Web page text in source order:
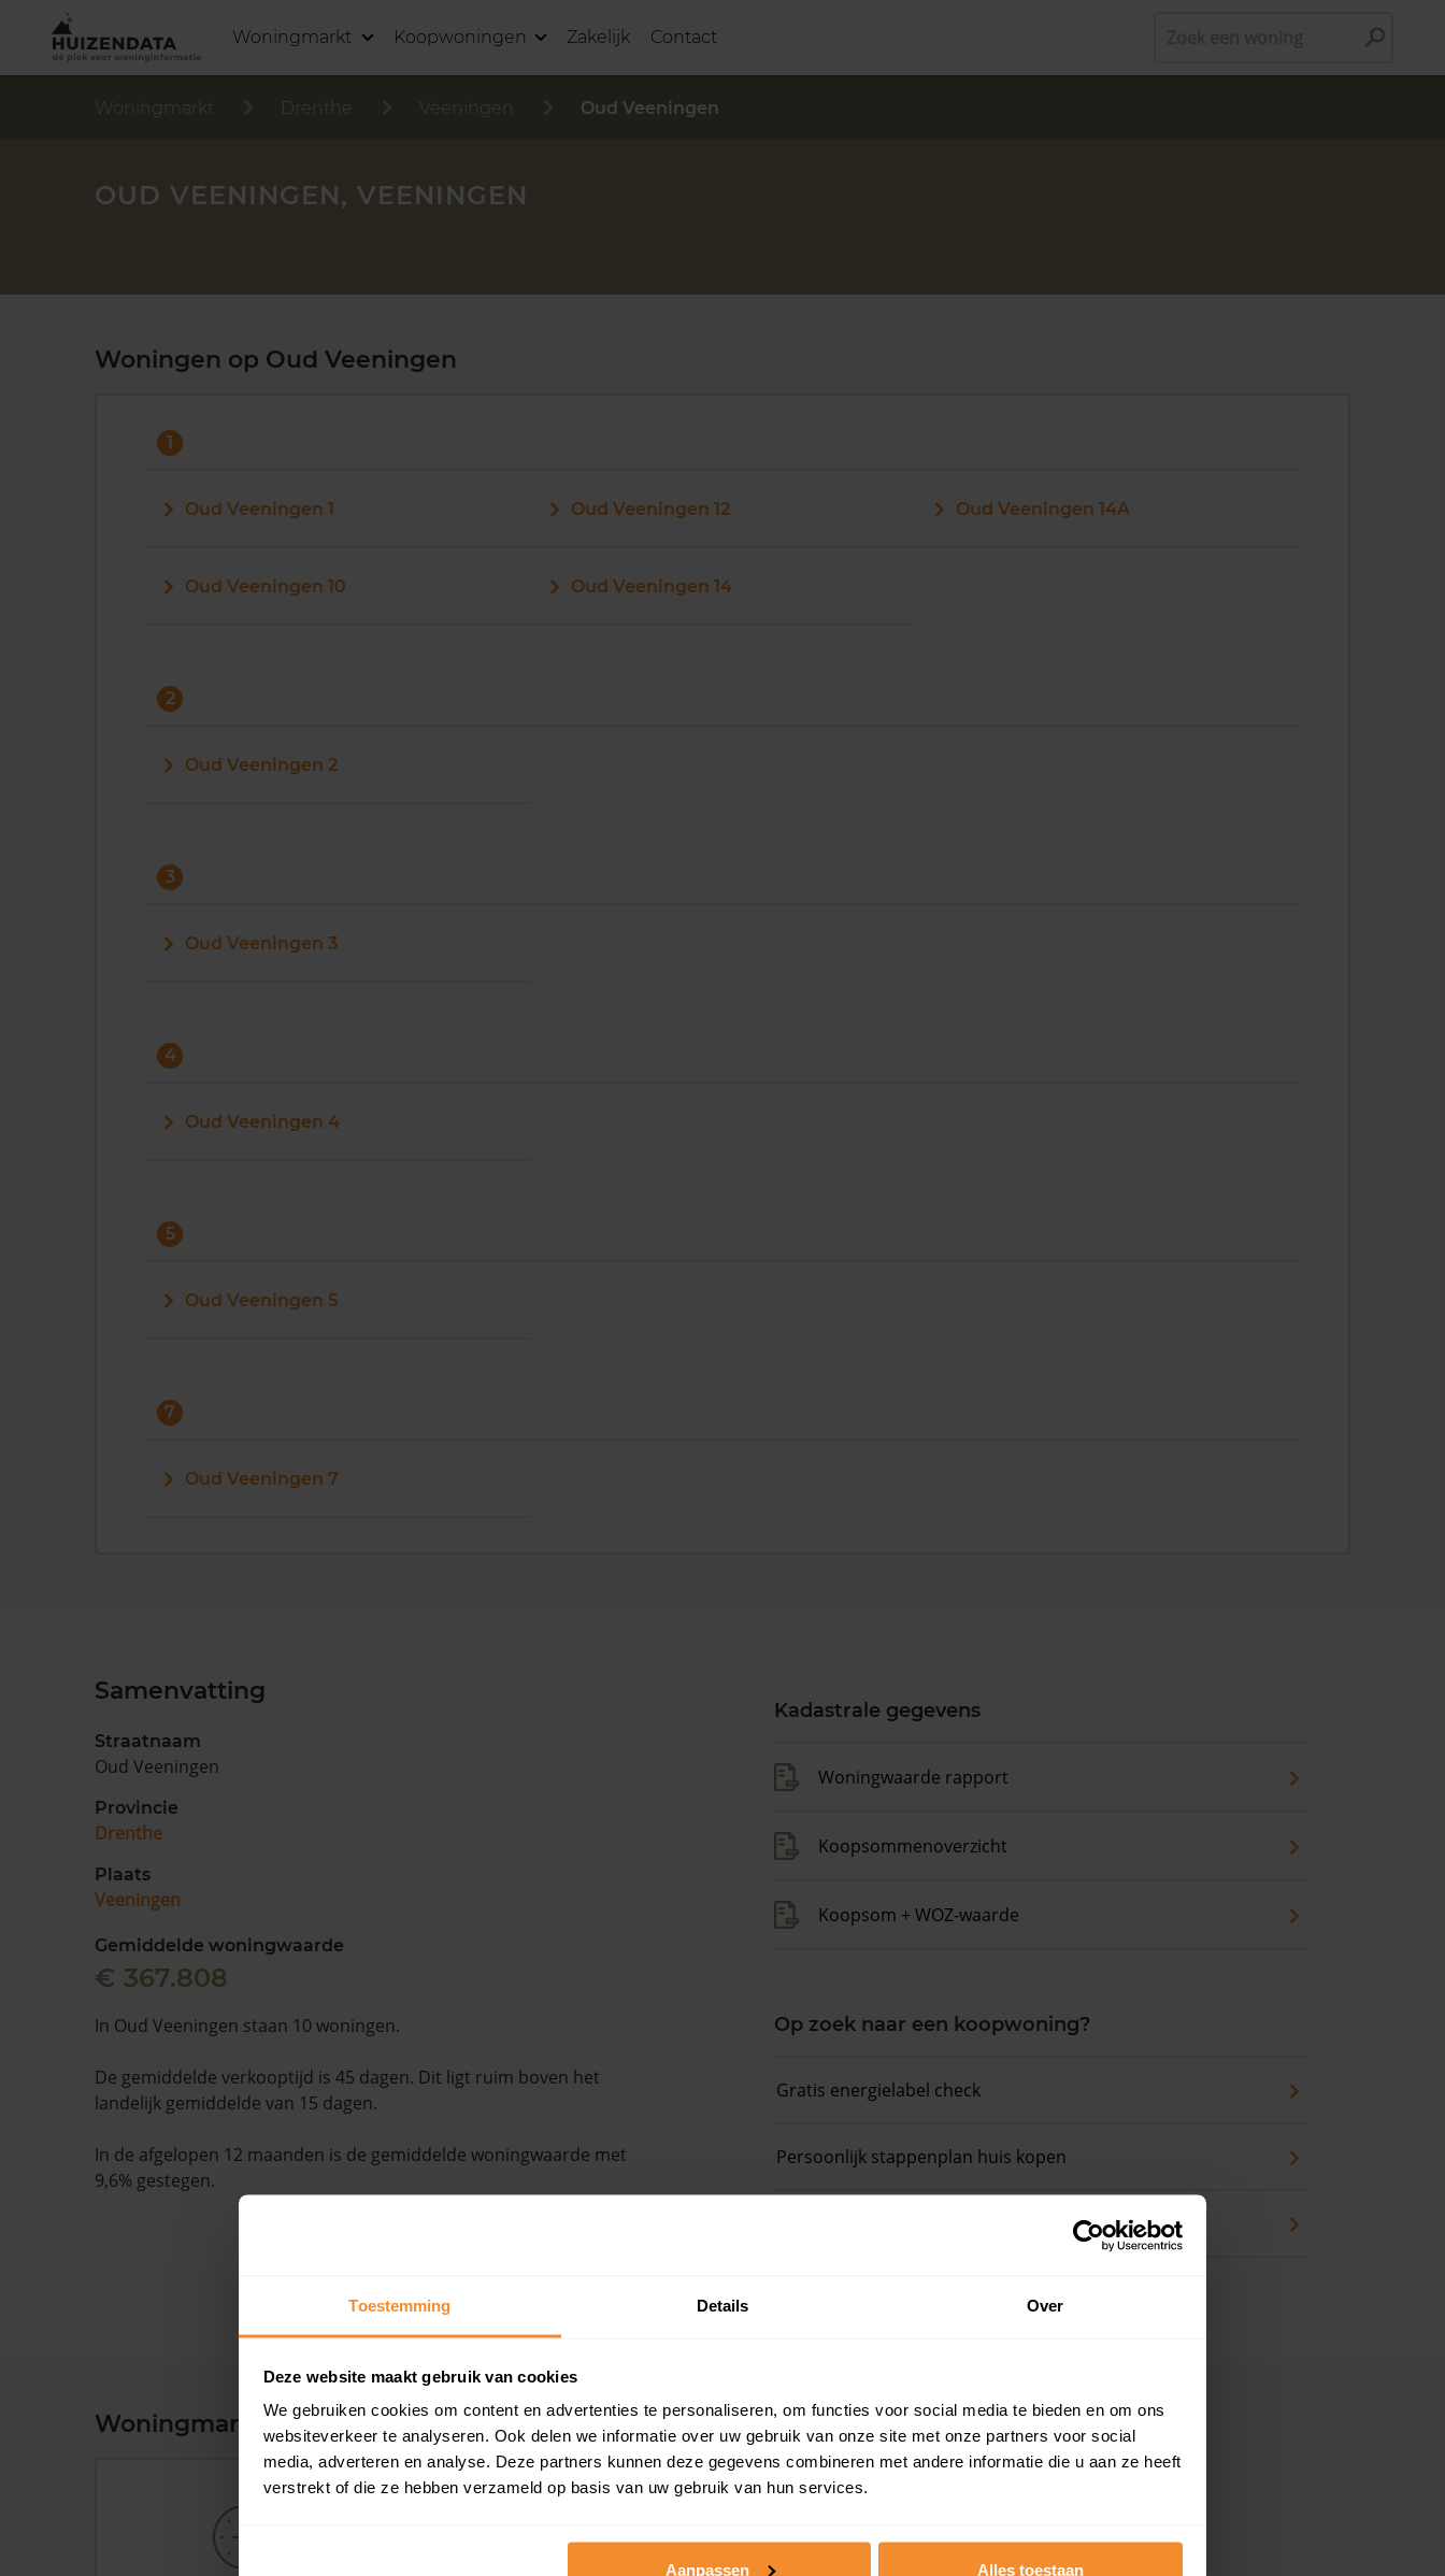
Toestemming Details Over
Deze website maakt gebruik van cookies
We gebruiken cookies om content en advertenties te personaliseren, om functies voor social media te bieden en om ons
websiteverkeer te analyseren. Ook delen we informatie over uw gebruik van onze site met onze partners voor social
media, adverteren en analyse. Deze partners kunnen deze gegevens combineren met andere informatie die u aan ze heeft
verstrekt of die ze hebben verzameld op basis van uw gebruik van hun services.
Aanpassen Alles toestaan
Woningmarkt Koopwoningen Zakelijk Contact
Woningmarkt Drenthe Veeningen Oud Veeningen
OUD VEENINGEN, VEENINGEN
Woningen op Oud Veeningen
1
Oud Veeningen 1
Oud Veeningen 10
Oud Veeningen 12
Oud Veeningen 14
Oud Veeningen 14A
2
Oud Veeningen 2
3
Oud Veeningen 3
4
Oud Veeningen 4
5
Oud Veeningen 5
7
Oud Veeningen 7
Samenvatting
Straatnaam
Oud Veeningen
Provincie
Drenthe
Plaats
Veeningen
Gemiddelde woningwaarde
€ 367.808
In Oud Veeningen staan 10 woningen.
De gemiddelde verkooptijd is 45 dagen. Dit ligt ruim boven het
landelijk gemiddelde van 15 dagen.
In de afgelopen 12 maanden is de gemiddelde woningwaarde met
9,6% gestegen.
Kadastrale gegevens
Woningwaarde rapport
Koopsommenoverzicht
Koopsom + WOZ-waarde
Op zoek naar een koopwoning?
Gratis energielabel check
Persoonlijk stappenplan huis kopen
Woningmarkt en woningwaarde